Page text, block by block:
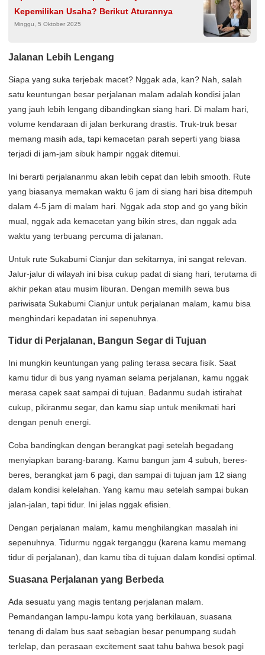
Kepemilikan Usaha? Berikut Aturannya
Minggu, 5 Oktober 2025
Jalanan Lebih Lengang
Siapa yang suka terjebak macet? Nggak ada, kan? Nah, salah
satu keuntungan besar perjalanan malam adalah kondisi jalan
yang jauh lebih lengang dibandingkan siang hari. Di malam hari,
volume kendaraan di jalan berkurang drastis. Truk-truk besar
memang masih ada, tapi kemacetan parah seperti yang biasa
terjadi di jam-jam sibuk hampir nggak ditemui.
Ini berarti perjalananmu akan lebih cepat dan lebih smooth. Rute
yang biasanya memakan waktu 6 jam di siang hari bisa ditempuh
dalam 4-5 jam di malam hari. Nggak ada stop and go yang bikin
mual, nggak ada kemacetan yang bikin stres, dan nggak ada
waktu yang terbuang percuma di jalanan.
Untuk rute Sukabumi Cianjur dan sekitarnya, ini sangat relevan.
Jalur-jalur di wilayah ini bisa cukup padat di siang hari, terutama di
akhir pekan atau musim liburan. Dengan memilih sewa bus
pariwisata Sukabumi Cianjur untuk perjalanan malam, kamu bisa
menghindari kepadatan ini sepenuhnya.
Tidur di Perjalanan, Bangun Segar di Tujuan
Ini mungkin keuntungan yang paling terasa secara fisik. Saat
kamu tidur di bus yang nyaman selama perjalanan, kamu nggak
merasa capek saat sampai di tujuan. Badanmu sudah istirahat
cukup, pikiranmu segar, dan kamu siap untuk menikmati hari
dengan penuh energi.
Coba bandingkan dengan berangkat pagi setelah begadang
menyiapkan barang-barang. Kamu bangun jam 4 subuh, beres-
beres, berangkat jam 6 pagi, dan sampai di tujuan jam 12 siang
dalam kondisi kelelahan. Yang kamu mau setelah sampai bukan
jalan-jalan, tapi tidur. Ini jelas nggak efisien.
Dengan perjalanan malam, kamu menghilangkan masalah ini
sepenuhnya. Tidurmu nggak terganggu (karena kamu memang
tidur di perjalanan), dan kamu tiba di tujuan dalam kondisi optimal.
Suasana Perjalanan yang Berbeda
Ada sesuatu yang magis tentang perjalanan malam.
Pemandangan lampu-lampu kota yang berkilauan, suasana
tenang di dalam bus saat sebagian besar penumpang sudah
terlelap, dan perasaan excitement saat tahu bahwa besok pagi